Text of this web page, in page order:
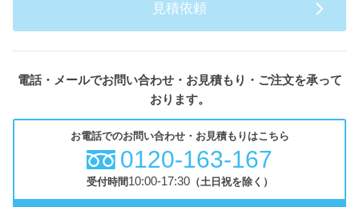
見積依頼
電話・メールでお問い合わせ・お見積もり・ご注文を承って
おります。
お電話でのお問い合わせ・お見積もりはこちら
0120-163-167
受付時間10:00-17:30（土日祝を除く）